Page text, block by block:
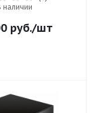
наличии
руб./шт